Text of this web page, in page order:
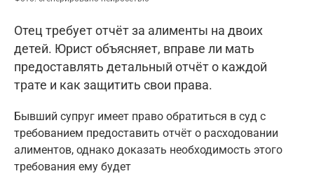
Отец требует отчёт за алименты на двоих
детей. Юрист объясняет, вправе ли мать
предоставлять детальный отчёт о каждой
трате и как защитить свои права.
Бывший супруг имеет право обратиться в суд с
требованием предоставить отчёт о расходовании
алиментов, однако доказать необходимость этого
требования ему будет